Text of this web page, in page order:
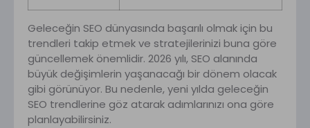
Geleceğin SEO dünyasında başarılı olmak için bu
trendleri takip etmek ve stratejilerinizi buna göre
güncellemek önemlidir. 2026 yılı, SEO alanında
büyük değişimlerin yaşanacağı bir dönem olacak
gibi görünüyor. Bu nedenle, yeni yılda geleceğin
SEO trendlerine göz atarak adımlarınızı ona göre
planlayabilirsiniz.